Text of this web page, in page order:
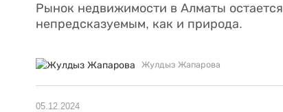
Рынок недвижимости в Алматы остается
непредсказуемым, как и природа.
Жулдыз Жапарова
05.12.2024